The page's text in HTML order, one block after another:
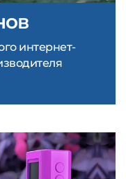
интернет-